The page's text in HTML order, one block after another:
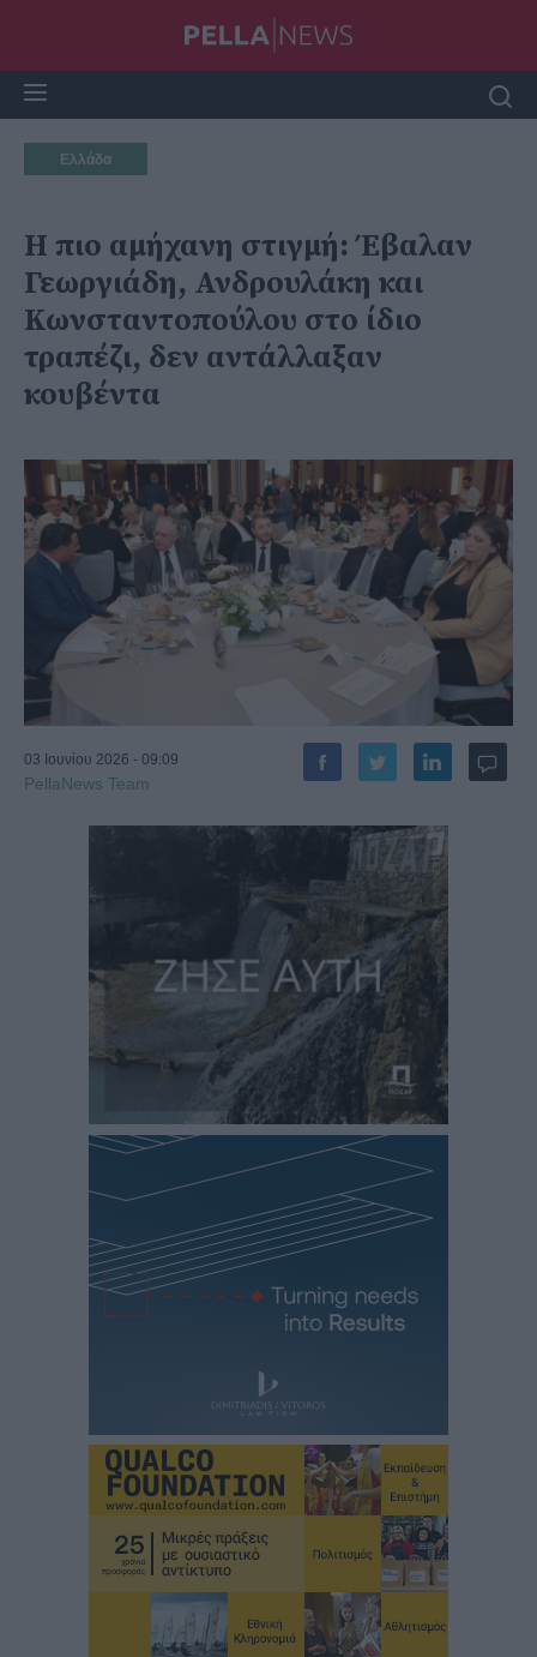
Ελλάδα
Η πιο αμήχανη στιγμή: Έβαλαν
Γεωργιάδη, Ανδρουλάκη και
Κωνσταντοπούλου στο ίδιο
τραπέζι, δεν αντάλλαξαν
κουβέντα
03 Ιουνίου 2026 - 09:09
PellaNews Team